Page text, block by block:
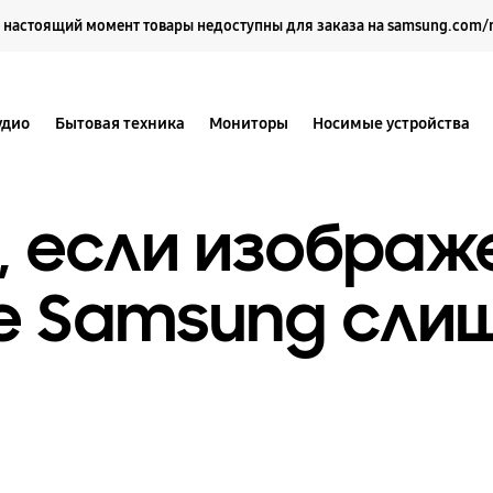
настоящий момент товары недоступны для заказа на samsung.com/
Бытовая техника Мониторы Носимые устройства
если
Samsung